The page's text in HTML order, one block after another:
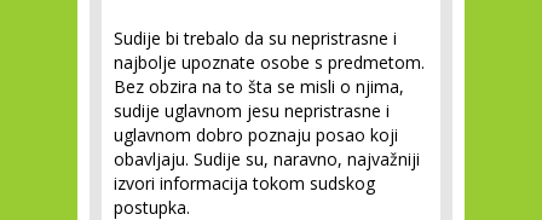
Sudije bi trebalo da su nepristrasne i
najbolje upoznate osobe s predmetom.
Bez obzira na to šta se misli o njima,
sudije uglavnom jesu nepristrasne i
uglavnom dobro poznaju posao koji
obavljaju. Sudije su, naravno, najvažniji
izvori informacija tokom sudskog
postupka.